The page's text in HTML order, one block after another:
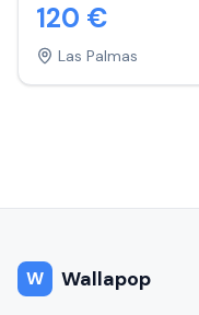
120 €
Las Palmas
W Wallapop